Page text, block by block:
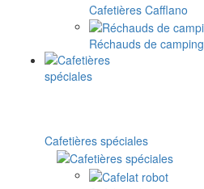
Cafetières Cafflano
Réchauds de camping
Cafetières spéciales